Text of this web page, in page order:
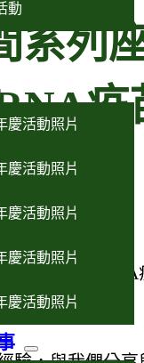
動
慶活動照片
慶活動照片
慶活動照片
慶活動照片
慶活動照片
系列
疫
眾了解「